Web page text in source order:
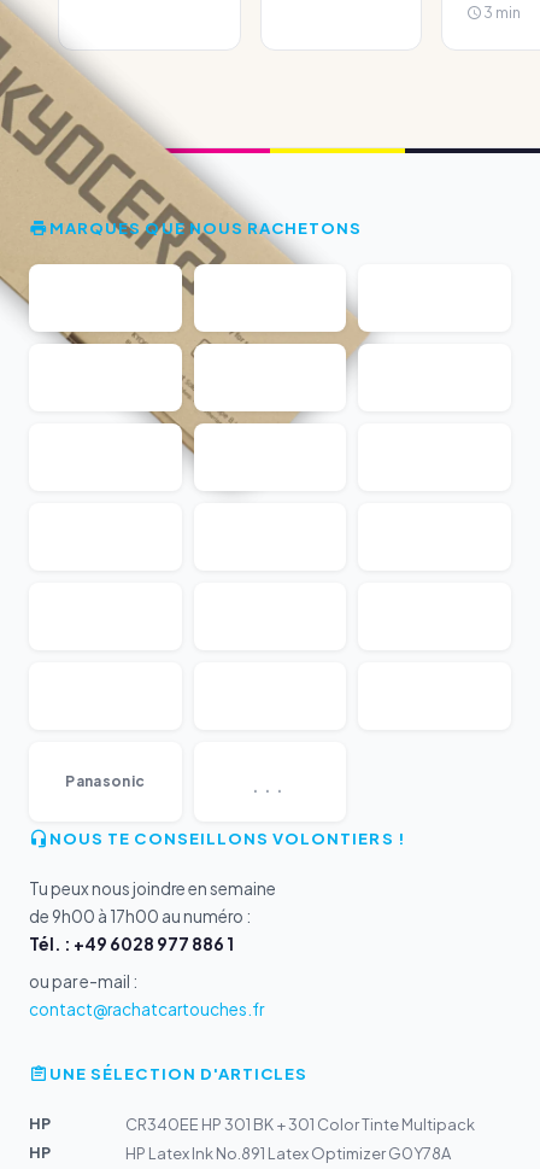
3 min
MARQUES QUE NOUS RACHETONS
Panasonic ...
NOUS TE CONSEILLONS VOLONTIERS !
Tu peux nous joindre en semaine
de 9h00 à 17h00 au numéro :
Tél. : +49 6028 977 886 1
ou par e-mail :
contact@rachatcartouches.fr
UNE SÉLECTION D'ARTICLES
HP
CR340EE HP 301 BK + 301 Color Tinte Multipack
HP
HP Latex Ink No.891 Latex Optimizer G0Y78A